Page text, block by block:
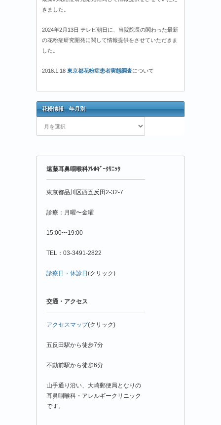
きました。
2024年2月13日 テレビ朝日に、当院院長の関わった最新
の花粉症研究開発に関して情報提供をさせていただきま
した。
2018.1.18 東京都花粉症患者実態調査について
花粉情報 年月別
花
粉
遠藤耳鼻咽喉科ｱﾚﾙｷﾞｰｸﾘﾆｯｸ
東京都品川区西五反田2-32-7
診療：月曜〜金曜
15:00〜19:00
TEL：03-3491-2822
診療日・休診日(クリック)
交通・アクセス
アクセスマップ(クリック)
五反田駅から徒歩7分
不動前駅から徒歩6分
山手通り沿い、大崎郵便局となりの
耳鼻咽喉科・アレルギークリニック
です。